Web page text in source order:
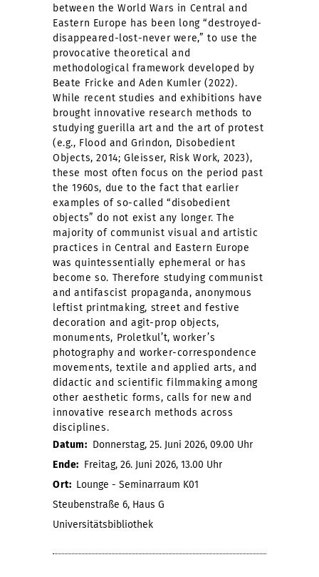
between the World Wars in Central and
Eastern Europe has been long “destroyed-
disappeared-lost-never were,” to use the
provocative theoretical and
methodological framework developed by
Beate Fricke and Aden Kumler (2022).
While recent studies and exhibitions have
brought innovative research methods to
studying guerilla art and the art of protest
(e.g., Flood and Grindon, Disobedient
Objects, 2014; Gleisser, Risk Work, 2023),
these most often focus on the period past
the 1960s, due to the fact that earlier
examples of so-called “disobedient
objects” do not exist any longer. The
majority of communist visual and artistic
practices in Central and Eastern Europe
was quintessentially ephemeral or has
become so. Therefore studying communist
and antifascist propaganda, anonymous
leftist printmaking, street and festive
decoration and agit-prop objects,
monuments, Proletkul’t, worker’s
photography and worker-correspondence
movements, textile and applied arts, and
didactic and scientific filmmaking among
other aesthetic forms, calls for new and
innovative research methods across
disciplines.
Datum: Donnerstag, 25. Juni 2026, 09.00 Uhr
Ende: Freitag, 26. Juni 2026, 13.00 Uhr
Ort: Lounge - Seminarraum K01
Steubenstraße 6, Haus G
Universitätsbibliothek